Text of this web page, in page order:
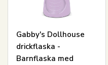
Gabby's Dollhouse
drickflaska -
Barnflaska med